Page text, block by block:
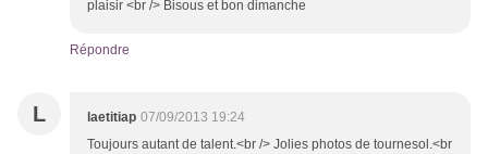
plaisir <br /> Bisous et bon dimanche
Répondre
L laetitiap 07/09/2013 19:24
Toujours autant de talent.<br /> Jolies photos de tournesol.<br